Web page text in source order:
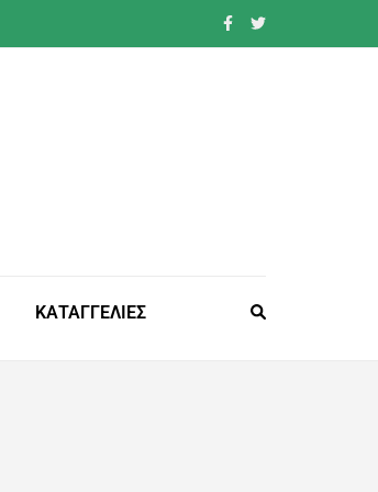
ΚΑΤΑΓΓΕΛΙΕΣ